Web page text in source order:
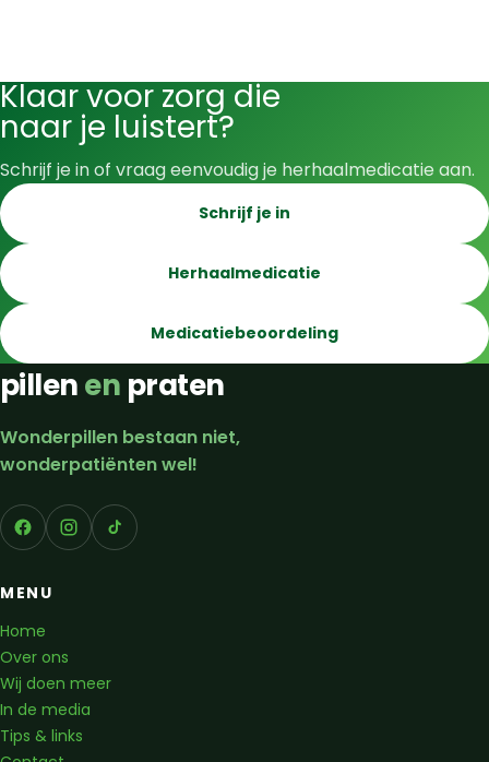
Klaar voor zorg die
naar je luistert?
Schrijf je in of vraag eenvoudig je herhaalmedicatie aan.
Schrijf je in
Herhaalmedicatie
Medicatiebeoordeling
pillenen praten
Wonderpillen bestaan niet,
wonderpatiënten wel!
MENU
Home
Over ons
Wij doen meer
In de media
Tips & links